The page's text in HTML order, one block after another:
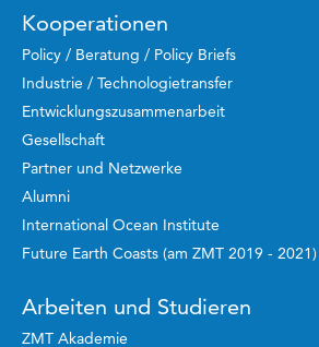
Kooperationen
Policy / Beratung / Policy Briefs
Industrie / Technologietransfer
Entwicklungszusammenarbeit
Gesellschaft
Partner und Netzwerke
Alumni
International Ocean Institute
Future Earth Coasts (am ZMT 2019 - 2021)
Arbeiten und Studieren
ZMT Akademie